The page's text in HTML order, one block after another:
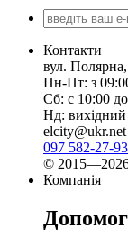
Контакти
вул.
Пн-Пт: з
Сб: с 10:00
Нд: вихідний
elcity@ukr.net
097 582-27-93
©
Компанія